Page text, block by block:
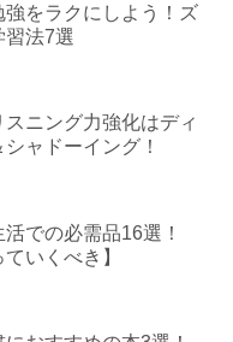
強をラクにしよう！ズ
習法7選
ニング力強化はディ
ャドーイング！
での必需品16選！
ていくべき】